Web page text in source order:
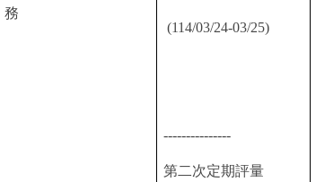
務
(114/03/24-03/25)
---------------
第二次定期評量